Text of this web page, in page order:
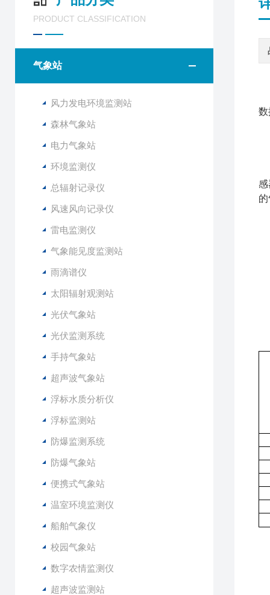
PRODUCT CLASSIFICATION
气象站
风力发电环境监测站
森林气象站
电力气象站
环境监测仪
总辐射记录仪
风速风向记录仪
雷电监测仪
气象能见度监测站
雨滴谱仪
太阳辐射观测站
光伏气象站
光伏监测系统
手持气象站
超声波气象站
浮标水质分析仪
浮标监测站
防爆监测系统
防爆气象站
便携式气象站
温室环境监测仪
船舶气象仪
校园气象站
数字农情监测仪
超声波监测站
数
感